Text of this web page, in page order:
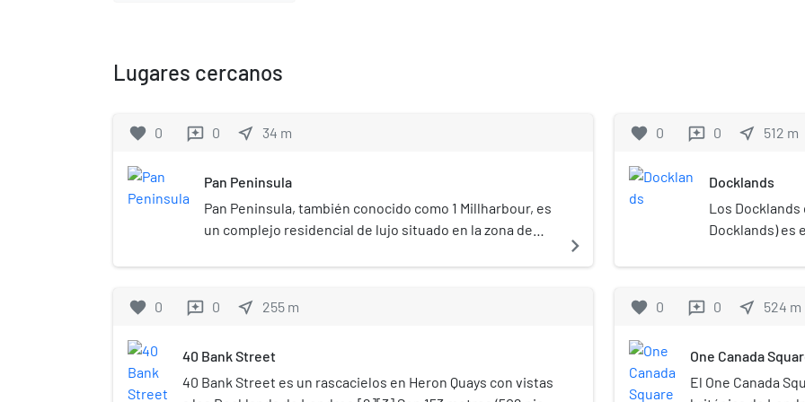
Lugares cercanos
favorite 0 reviews 0 near_me 34 m
Pan Peninsula
Pan Peninsula, también conocido como 1 Millharbour, es
un complejo residencial de lujo situado en la zona de
estaciones de metro de South Quay (DLR) y Canary
residenciales que han surgido debido al aumento de la
de Canary Wharf.
navigate_next
favorite 0 reviews 0 near_me 255 m
40 Bank Street
40 Bank Street es un rascacielos en Heron Quays con vistas
favorite 0 reviews 0 near_me 512 m
Docklands
Los
Docklands) es
de los
en inglés)
han renovado
oficinas
favorite 0 reviews 0 near_me 524 m
One Canada
El One Canada